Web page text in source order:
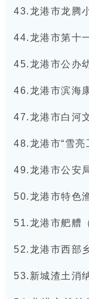
43.龙港市龙腾
44.龙港市第十
45.龙港市公办
46.龙港市滨海
47.龙港市白河
48.龙港市“雪亮
49.龙港市公安
50.龙港市特色
51.龙港市舥艚
52.龙港市西部
53.新城渣土消